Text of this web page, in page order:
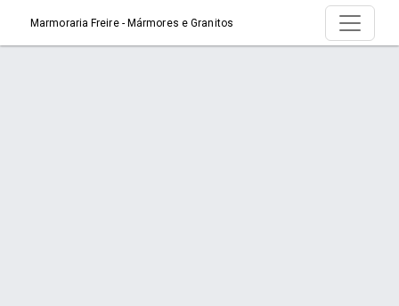
Marmoraria Freire - Mármores e Granitos